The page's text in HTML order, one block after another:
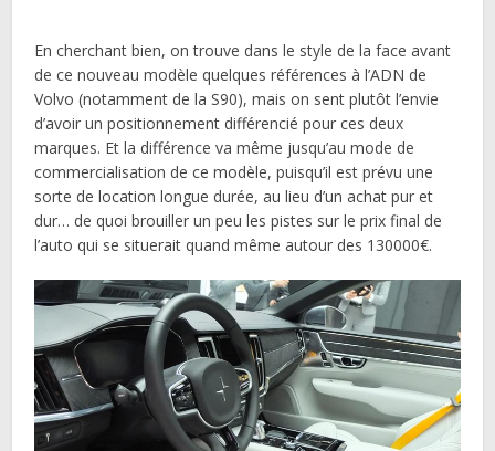
En cherchant bien, on trouve dans le style de la face avant
de ce nouveau modèle quelques références à l’ADN de
Volvo (notamment de la S90), mais on sent plutôt l’envie
d’avoir un positionnement différencié pour ces deux
marques. Et la différence va même jusqu’au mode de
commercialisation de ce modèle, puisqu’il est prévu une
sorte de location longue durée, au lieu d’un achat pur et
dur… de quoi brouiller un peu les pistes sur le prix final de
l’auto qui se situerait quand même autour des 130000€.